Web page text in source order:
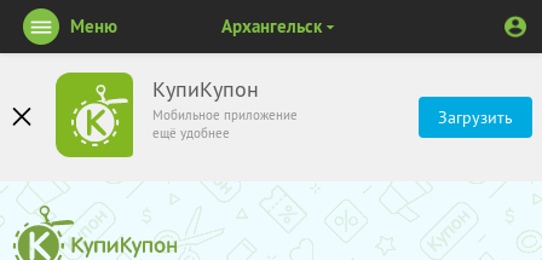
КупиКупон
Мобильное приложение
ещё удобнее
Загрузить
Меню Архангельск